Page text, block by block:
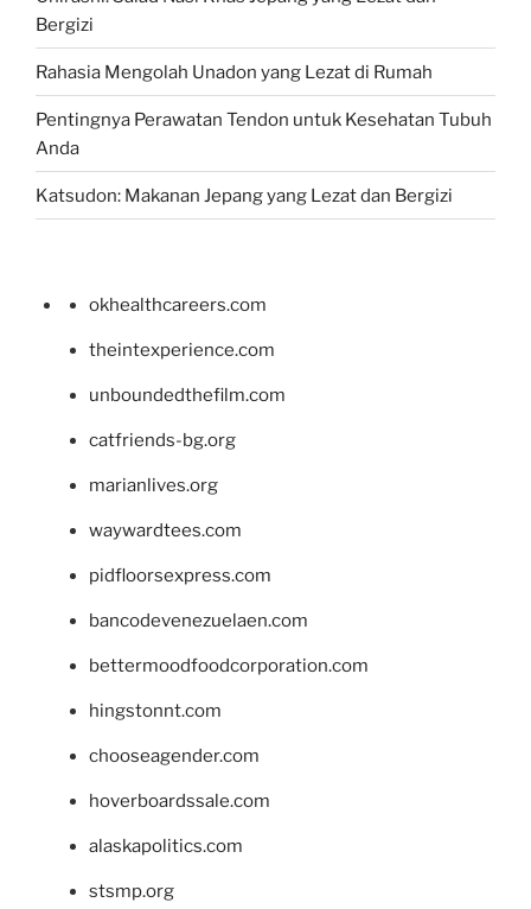
Bergizi
Rahasia Mengolah Unadon yang Lezat di Rumah
Pentingnya Perawatan Tendon untuk Kesehatan Tubuh
Anda
Katsudon: Makanan Jepang yang Lezat dan Bergizi
okhealthcareers.com
theintexperience.com
unboundedthefilm.com
catfriends-bg.org
marianlives.org
waywardtees.com
pidfloorsexpress.com
bancodevenezuelaen.com
bettermoodfoodcorporation.com
hingstonnt.com
chooseagender.com
hoverboardssale.com
alaskapolitics.com
stsmp.org